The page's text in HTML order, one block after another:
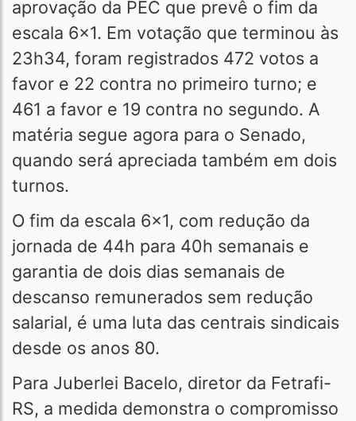
aprovação da PEC que prevê o fim da
escala 6x1. Em votação que terminou às
23h34, foram registrados 472 votos a
favor e 22 contra no primeiro turno; e
461 a favor e 19 contra no segundo. A
matéria segue agora para o Senado,
quando será apreciada também em dois
turnos.
O fim da escala 6x1, com redução da
jornada de 44h para 40h semanais e
garantia de dois dias semanais de
descanso remunerados sem redução
salarial, é uma luta das centrais sindicais
desde os anos 80.
Para Juberlei Bacelo, diretor da Fetrafi-
RS, a medida demonstra o compromisso